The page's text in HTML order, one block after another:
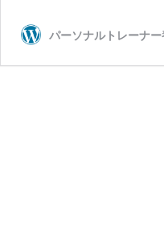
パーソナルトレーナ